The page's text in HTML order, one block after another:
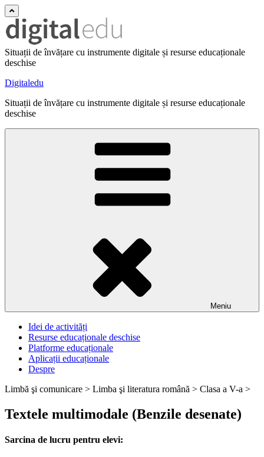
Situații de învățare cu instrumente digitale și resurse educaționale
deschise
Digitaledu
Situații de învățare cu instrumente digitale și resurse educaționale
deschise
Meniu
Idei de activități
Resurse educaționale deschise
Platforme educaționale
Aplicații educaționale
Despre
Limbă şi comunicare > Limba şi literatura română > Clasa a V-a >
Textele multimodale (Benzile desenate)
Sarcina de lucru pentru elevi: